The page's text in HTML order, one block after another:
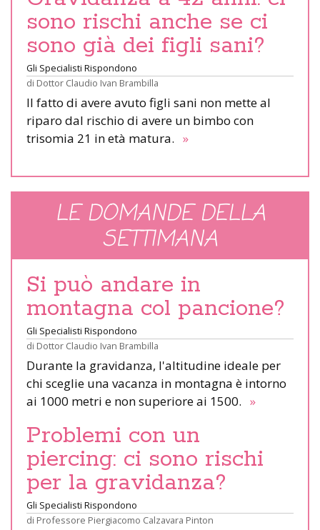
sono rischi anche se ci
sono già dei figli sani?
Gli Specialisti Rispondono
di Dottor Claudio Ivan Brambilla
Il fatto di avere avuto figli sani non mette al
riparo dal rischio di avere un bimbo con
trisomia 21 in età matura. »
LE DOMANDE DELLA
SETTIMANA
Si può andare in
montagna col pancione?
Gli Specialisti Rispondono
di Dottor Claudio Ivan Brambilla
Durante la gravidanza, l'altitudine ideale per
chi sceglie una vacanza in montagna è intorno
ai 1000 metri e non superiore ai 1500. »
Problemi con un
piercing: ci sono rischi
per la gravidanza?
Gli Specialisti Rispondono
di Professore Piergiacomo Calzavara Pinton